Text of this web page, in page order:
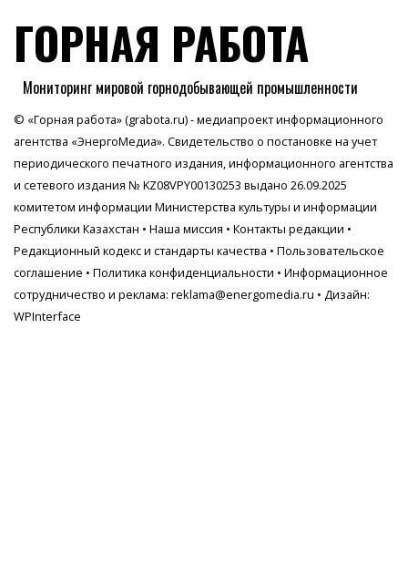
ГОРНАЯ РАБОТА
Мониторинг мировой горнодобывающей промышленности
© «Горная работа» (grabota.ru) - медиапроект информационного
агентства «ЭнергоМедиа». Свидетельство о постановке на учет
периодического печатного издания, информационного агентства
и сетевого издания № KZ08VPY00130253 выдано 26.09.2025
комитетом информации Министерства культуры и информации
Республики Казахстан • Наша миссия • Контакты редакции •
Редакционный кодекс и стандарты качества • Пользовательское
соглашение • Политика конфиденциальности • Информационное
сотрудничество и реклама: reklama@energomedia.ru • Дизайн:
WPInterface